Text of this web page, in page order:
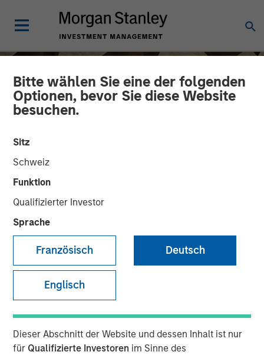
Bitte wählen Sie eine der folgenden
Optionen, bevor Sie diese Website
besuchen.
Sitz
Schweiz
Funktion
Qualifizierter Investor
Sprache
Französisch Deutsch
Englisch
Dieser Abschnitt der Website und dessen Inhalt ist nur
für Qualifizierte Investoren im Sinne des
Head of Morgan Stanley
Capital Partners: Aaron
Sack, on Private Capital
Call Podcast
10 DEZEMBER 2025